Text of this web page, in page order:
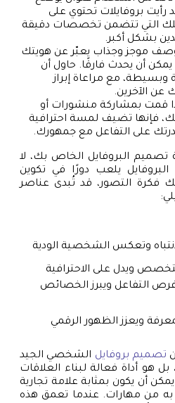
بروفايلات تحتوي على
تلك التي تتضمن تخصصات دقيقة
بشكل أكبر.
موجز وجذاب يعبّر عن هويتك
أن يحدث فارقًا. حاول أن
مع مراعاة إبراز
عن الآخرين.
قمت بمشاركة منشورات أو
فإنها تضيف لمسة احترافية
على التفاعل مع جمهورك.
تصميم البروفايل الخاص بك، لا
يلعب دورًا في تكوين
فكرة التصور، قد تُبدى عناصر
وتعكس الشخصية الودية
ويدل على الاحترافية
التفاعل ويبرز الخصائص
ويعزز الظهور الرقمي
تصميم بروفايل الشخصي الجيد
هو أداة فعالة لبناء العلاقات
أن يكون بمثابة علامة تجارية
من مهارات. عندما تعمق هذه